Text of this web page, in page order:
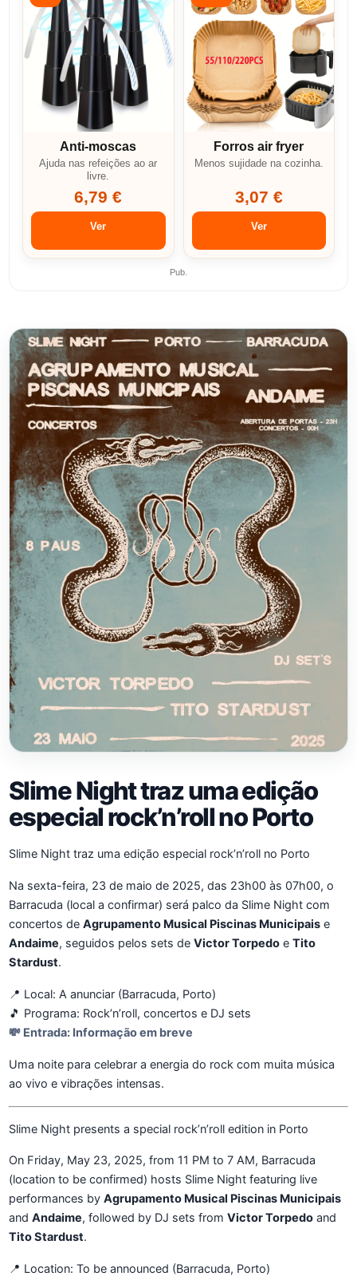
Anti-moscas
Ajuda nas refeições ao ar
livre.
6,79 €
Ver
Forros air fryer
Menos sujidade na cozinha.
3,07 €
Ver
Pub.
Slime Night traz uma edição
especial rock’n’roll no Porto
Slime Night traz uma edição especial rock’n’roll no Porto
Na sexta-feira, 23 de maio de 2025, das 23h00 às 07h00, o
Barracuda (local a confirmar) será palco da Slime Night com
concertos de Agrupamento Musical Piscinas Municipais e
Andaime, seguidos pelos sets de Victor Torpedo e Tito
Stardust.
📍 Local: A anunciar (Barracuda, Porto)
🎵 Programa: Rock’n’roll, concertos e DJ sets
💸 Entrada: Informação em breve
Uma noite para celebrar a energia do rock com muita música
ao vivo e vibrações intensas.
Slime Night presents a special rock’n’roll edition in Porto
On Friday, May 23, 2025, from 11 PM to 7 AM, Barracuda
(location to be confirmed) hosts Slime Night featuring live
performances by Agrupamento Musical Piscinas Municipais
and Andaime, followed by DJ sets from Victor Torpedo and
Tito Stardust.
📍 Location: To be announced (Barracuda, Porto)